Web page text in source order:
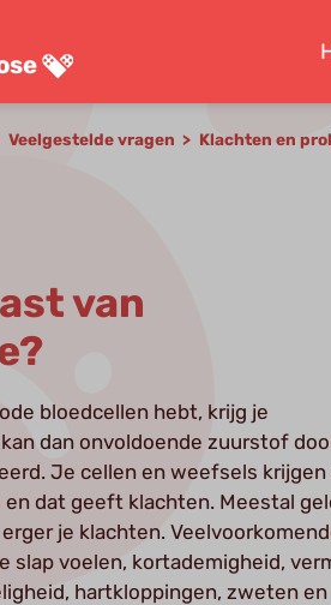
Veelgestelde vragen Klachten en
van
bloedcellen hebt, krijg je
dan onvoldoende zuurstof
Je cellen en weefsels krijgen
dat geeft klachten. Meestal
je klachten.
slap voelen, kortademigheid,
hartkloppingen, zweten en